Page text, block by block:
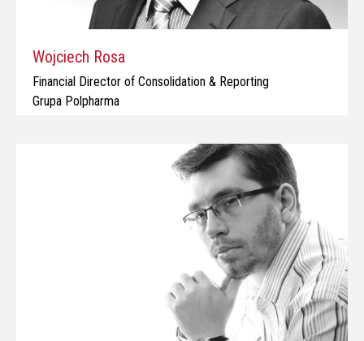
Wojciech Rosa
Financial Director of Consolidation & Reporting
Grupa Polpharma